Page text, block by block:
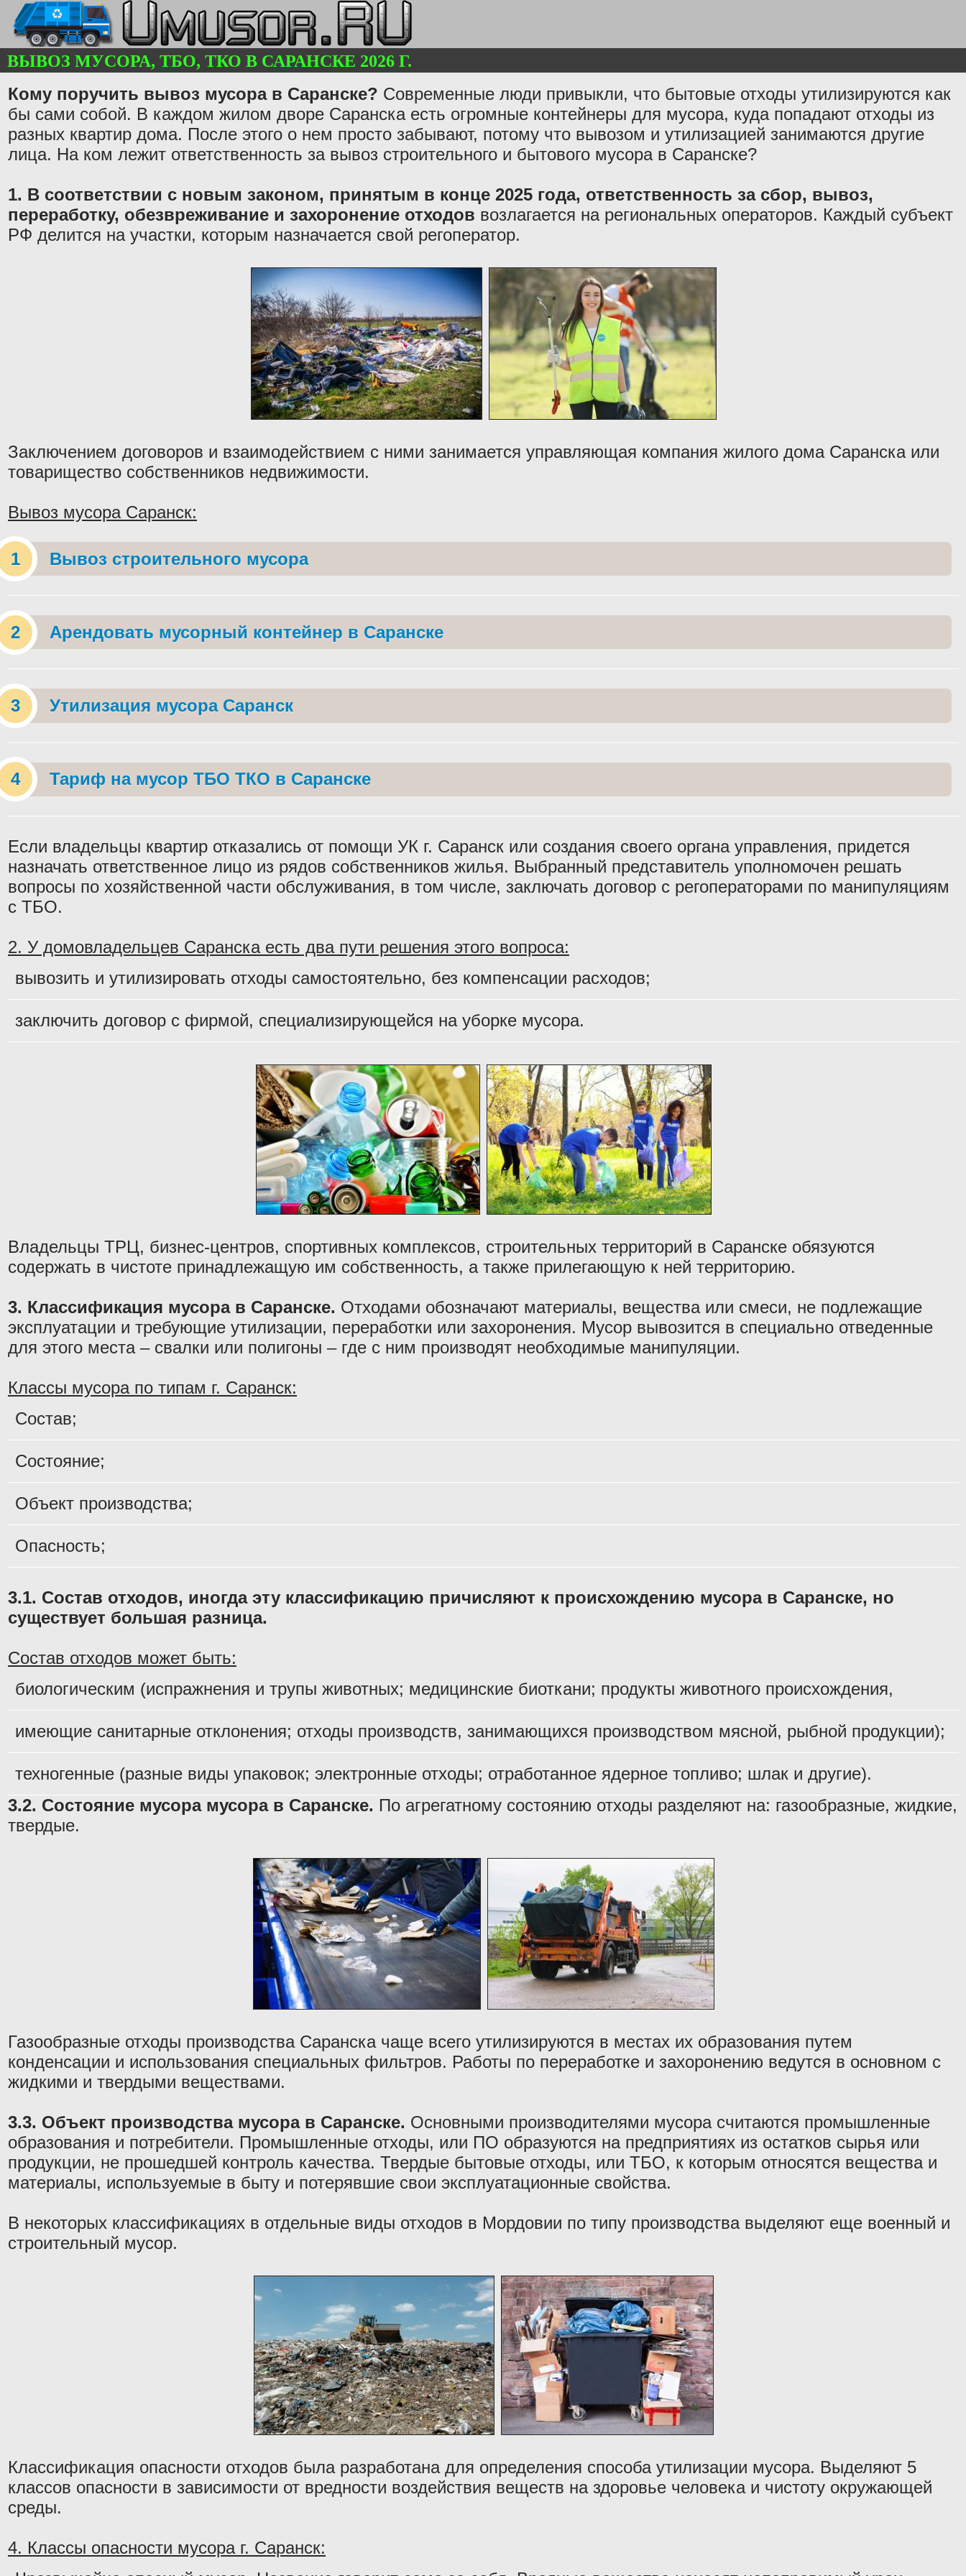
ВЫВОЗ МУСОРА, ТБО, ТКО В САРАНСКЕ 2026 Г.
Кому поручить вывоз мусора в Саранске? Современные люди привыкли, что бытовые отходы утилизируются как
бы сами собой. В каждом жилом дворе Саранска есть огромные контейнеры для мусора, куда попадают отходы из
разных квартир дома. После этого о нем просто забывают, потому что вывозом и утилизацией занимаются другие
лица. На ком лежит ответственность за вывоз строительного и бытового мусора в Саранске?
1. В соответствии с новым законом, принятым в конце 2025 года, ответственность за сбор, вывоз,
переработку, обезвреживание и захоронение отходов возлагается на региональных операторов. Каждый субъект
РФ делится на участки, которым назначается свой регоператор.
Заключением договоров и взаимодействием с ними занимается управляющая компания жилого дома Саранска или
товарищество собственников недвижимости.
Вывоз мусора Саранск:
Вывоз строительного мусора
Арендовать мусорный контейнер в Саранске
Утилизация мусора Саранск
Тариф на мусор ТБО ТКО в Саранске
Если владельцы квартир отказались от помощи УК г. Саранск или создания своего органа управления, придется
назначать ответственное лицо из рядов собственников жилья. Выбранный представитель уполномочен решать
вопросы по хозяйственной части обслуживания, в том числе, заключать договор с регоператорами по манипуляциям
с ТБО.
2. У домовладельцев Саранска есть два пути решения этого вопроса:
вывозить и утилизировать отходы самостоятельно, без компенсации расходов;
заключить договор с фирмой, специализирующейся на уборке мусора.
Владельцы ТРЦ, бизнес-центров, спортивных комплексов, строительных территорий в Саранске обязуются
содержать в чистоте принадлежащую им собственность, а также прилегающую к ней территорию.
3. Классификация мусора в Саранске. Отходами обозначают материалы, вещества или смеси, не подлежащие
эксплуатации и требующие утилизации, переработки или захоронения. Мусор вывозится в специально отведенные
для этого места – свалки или полигоны – где с ним производят необходимые манипуляции.
Классы мусора по типам г. Саранск:
Состав;
Состояние;
Объект производства;
Опасность;
3.1. Состав отходов, иногда эту классификацию причисляют к происхождению мусора в Саранске, но
существует большая разница.
Состав отходов может быть:
биологическим (испражнения и трупы животных; медицинские биоткани; продукты животного происхождения,
имеющие санитарные отклонения; отходы производств, занимающихся производством мясной, рыбной продукции);
техногенные (разные виды упаковок; электронные отходы; отработанное ядерное топливо; шлак и другие).
3.2. Состояние мусора мусора в Саранске. По агрегатному состоянию отходы разделяют на: газообразные, жидкие,
твердые.
Газообразные отходы производства Саранска чаще всего утилизируются в местах их образования путем
конденсации и использования специальных фильтров. Работы по переработке и захоронению ведутся в основном с
жидкими и твердыми веществами.
3.3. Объект производства мусора в Саранске. Основными производителями мусора считаются промышленные
образования и потребители. Промышленные отходы, или ПО образуются на предприятиях из остатков сырья или
продукции, не прошедшей контроль качества. Твердые бытовые отходы, или ТБО, к которым относятся вещества и
материалы, используемые в быту и потерявшие свои эксплуатационные свойства.
В некоторых классификациях в отдельные виды отходов в Мордовии по типу производства выделяют еще военный и
строительный мусор.
Классификация опасности отходов была разработана для определения способа утилизации мусора. Выделяют 5
классов опасности в зависимости от вредности воздействия веществ на здоровье человека и чистоту окружающей
среды.
4. Классы опасности мусора г. Саранск: